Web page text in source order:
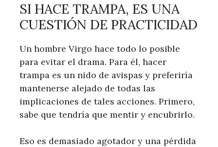
SI HACE TRAMPA, ES UNA
CUESTIÓN DE PRACTICIDAD
Un hombre Virgo hace todo lo posible
para evitar el drama. Para él, hacer
trampa es un nido de avispas y preferiría
mantenerse alejado de todas las
implicaciones de tales acciones. Primero,
sabe que tendría que mentir y encubrirlo.
Eso es demasiado agotador y una pérdida